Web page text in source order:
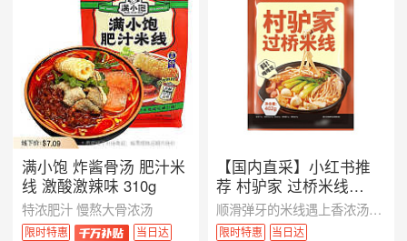
满小饱 炸酱骨汤 肥汁米
线 激酸激辣味 310g
特浓肥汁 慢熬大骨浓汤
限时特惠
当日达
【国内直采】小红书推
荐 村驴家 过桥米线
402g 保质期仅90天介意
勿拍
顺滑弹牙的米线遇上香浓汤底，层次鲜明、入口暖胃。步骤友好，轻松在家复刻经典过桥风味，一碗就能满足。
限时特惠
当日达